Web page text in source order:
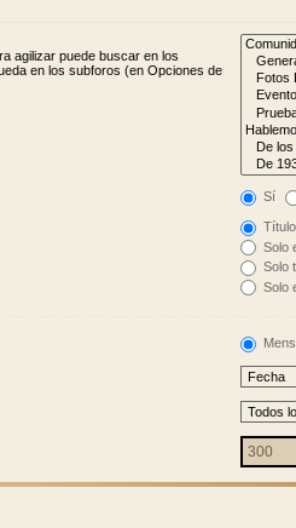
agilizar puede buscar en los
en los subforos (en Opciones de
Sí
Solo
Solo
Solo